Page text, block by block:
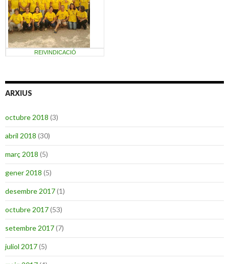
REIVINDICACIÓ
ARXIUS
octubre 2018 (3)
abril 2018 (30)
març 2018 (5)
gener 2018 (5)
desembre 2017(1)
octubre 2017(53)
setembre 2017(7)
juliol 2017(5)